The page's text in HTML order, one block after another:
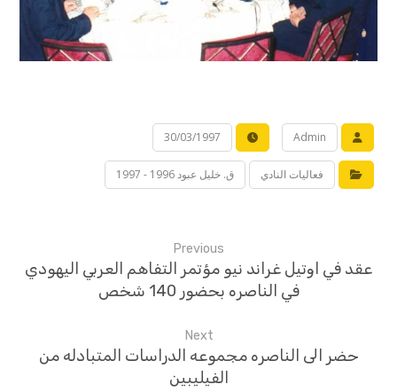
Admin
30/03/1997
فعاليات النادي ق. خليل عبود 1996 - 1997
Previous
عقد في اوتيل غراند نيو مؤتمر التفاهم العربي اليهودي
في الناصره بحضور 140 شخص
Next
حضر الى الناصره مجموعه الدراسات المتبادله من
الفيليبين